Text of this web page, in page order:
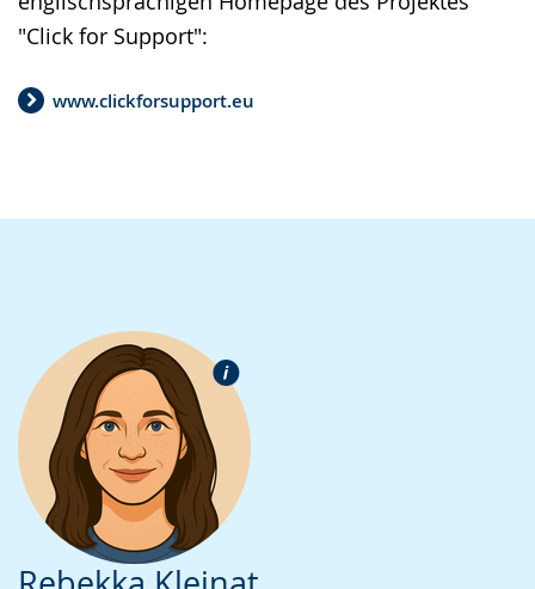
"Click for Support":
www.clickforsupport.eu